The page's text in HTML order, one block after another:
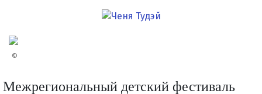
©
Межрегиональный детский фестиваль